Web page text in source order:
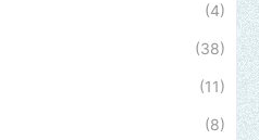
(4)
(38)
(11)
(8)